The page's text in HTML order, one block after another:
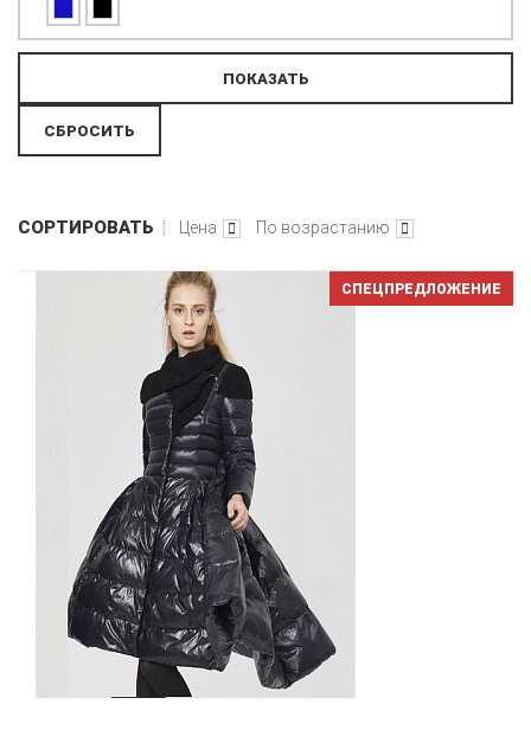
СОРТИРОВАТЬ Цена По возрастанию
СПЕЦПРЕДЛОЖЕНИЕ